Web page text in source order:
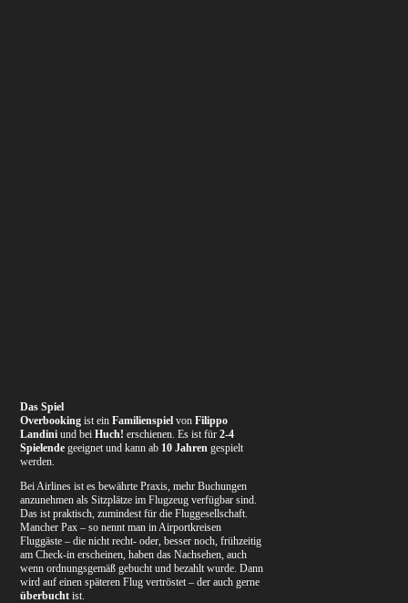
Das Spiel
Overbookingist einFamilienspiel vonFilippo
Landini und beiHuch!erschienen. Es ist für2-4
Spielende geeignet und kann ab 10 Jahren gespielt
werden.
Bei Airlines ist es bewährte Praxis, mehr Buchungen
anzunehmen als Sitzplätze im Flugzeug verfügbar sind.
Das ist praktisch, zumindest für die Fluggesellschaft.
Mancher Pax – so nennt man in Airportkreisen
Fluggäste – die nicht recht- oder, besser noch, frühzeitig
am Check-in erscheinen, haben das Nachsehen, auch
wenn ordnungsgemäß gebucht und bezahlt wurde. Dann
wird auf einen späteren Flug vertröstet – der auch gerne
überbucht ist.